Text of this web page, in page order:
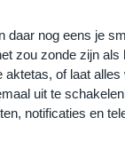
daar nog eens je
zou zonde zijn
of laat alles
uit te
notificaties en